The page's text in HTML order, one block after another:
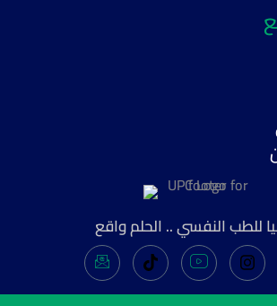
للطب النفسي .. الحلم واقع